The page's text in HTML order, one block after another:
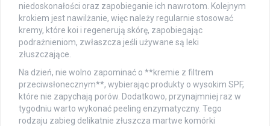
niedoskonałości oraz zapobieganie ich nawrotom. Kolejnym
krokiem jest nawilżanie, więc należy regularnie stosować
kremy, które koi i regenerują skórę, zapobiegając
podrażnieniom, zwłaszcza jeśli używane są leki
złuszczające.
Na dzień, nie wolno zapominać o **kremie z filtrem
przeciwsłonecznym**, wybierając produkty o wysokim SPF,
które nie zapychają porów. Dodatkowo, przynajmniej raz w
tygodniu warto wykonać peeling enzymatyczny. Tego
rodzaju zabieg delikatnie złuszcza martwe komórki